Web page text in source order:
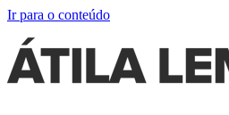
Ir para o conteúdo